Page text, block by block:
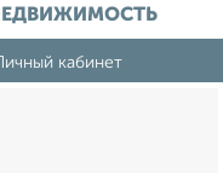
кабинет